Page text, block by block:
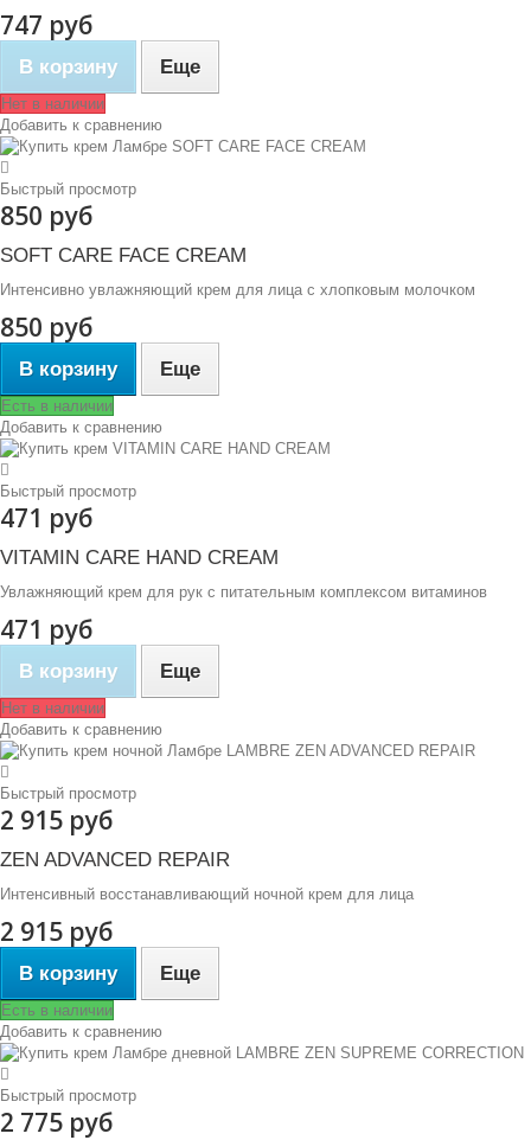
747 руб
В корзину Еще
Нет в наличии
Добавить к сравнению
Быстрый просмотр
850 руб
SOFT CARE FACE CREAM
Интенсивно увлажняющий крем для лица с хлопковым молочком
850 руб
В корзину Еще
Есть в наличии
Добавить к сравнению
Быстрый просмотр
471 руб
VITAMIN CARE HAND CREAM
Увлажняющий крем для рук с питательным комплексом витаминов
471 руб
В корзину Еще
Нет в наличии
Добавить к сравнению
Быстрый просмотр
2 915 руб
ZEN ADVANCED REPAIR
Интенсивный восстанавливающий ночной крем для лица
2 915 руб
В корзину Еще
Есть в наличии
Добавить к сравнению
Быстрый просмотр
2 775 руб